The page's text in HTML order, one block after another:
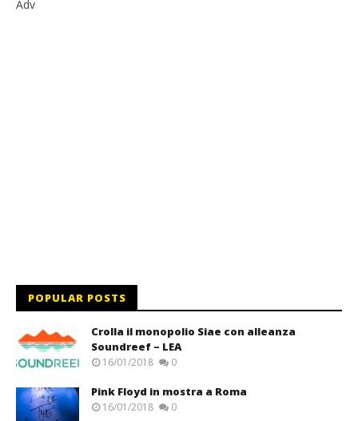
Adv
POPULAR POSTS
Crolla il monopolio Siae con alleanza
Soundreef – LEA
16/01/2018 0
Pink Floyd in mostra a Roma
16/01/2018 0